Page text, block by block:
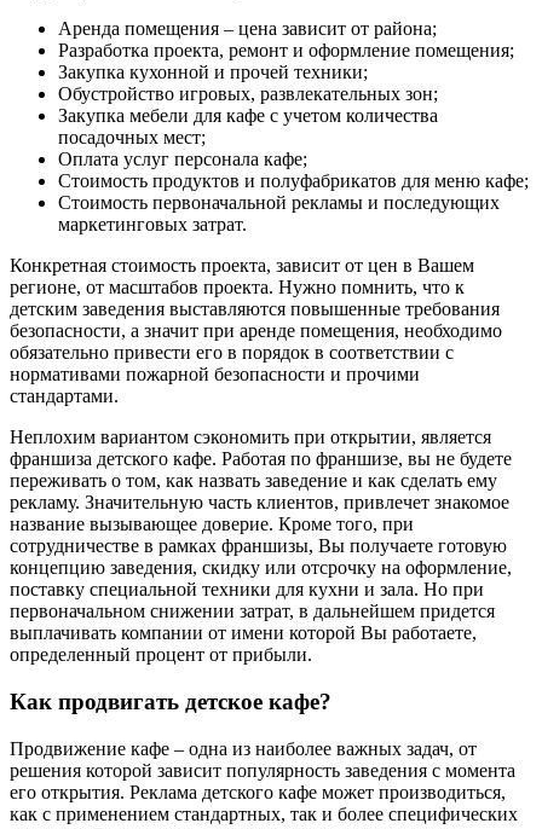
Аренда помещения – цена зависит от района;
Разработка проекта, ремонт и оформление помещения;
Закупка кухонной и прочей техники;
Обустройство игровых, развлекательных зон;
Закупка мебели для кафе с учетом количества
посадочных мест;
Оплата услуг персонала кафе;
Стоимость продуктов и полуфабрикатов для меню кафе;
Стоимость первоначальной рекламы и последующих
маркетинговых затрат.
Конкретная стоимость проекта, зависит от цен в Вашем
регионе, от масштабов проекта. Нужно помнить, что к
детским заведения выставляются повышенные требования
безопасности, а значит при аренде помещения, необходимо
обязательно привести его в порядок в соответствии с
нормативами пожарной безопасности и прочими
стандартами.
Неплохим вариантом сэкономить при открытии, является
франшиза детского кафе. Работая по франшизе, вы не будете
переживать о том, как назвать заведение и как сделать ему
рекламу. Значительную часть клиентов, привлечет знакомое
название вызывающее доверие. Кроме того, при
сотрудничестве в рамках франшизы, Вы получаете готовую
концепцию заведения, скидку или отсрочку на оформление,
поставку специальной техники для кухни и зала. Но при
первоначальном снижении затрат, в дальнейшем придется
выплачивать компании от имени которой Вы работаете,
определенный процент от прибыли.
Как продвигать детское кафе?
Продвижение кафе – одна из наиболее важных задач, от
решения которой зависит популярность заведения с момента
его открытия. Реклама детского кафе может производиться,
как с применением стандартных, так и более специфических